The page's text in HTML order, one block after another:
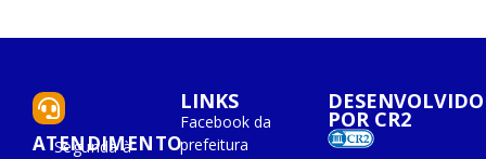
ATENDIMENTO
Segunda à
LINKS
Facebook da
prefeitura
DESENVOLVIDO
POR CR2